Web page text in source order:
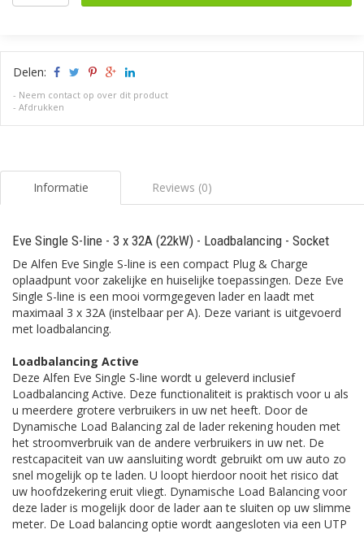
Delen:
- Neem contact op over dit product
- Afdrukken
Informatie Reviews (0)
Eve Single S-line - 3 x 32A (22kW) - Loadbalancing - Socket
De Alfen Eve Single S-line is een compact Plug & Charge
oplaadpunt voor zakelijke en huiselijke toepassingen. Deze Eve
Single S-line is een mooi vormgegeven lader en laadt met
maximaal 3 x 32A (instelbaar per A). Deze variant is uitgevoerd
met loadbalancing.
Loadbalancing Active
Deze Alfen Eve Single S-line wordt u geleverd inclusief
Loadbalancing Active. Deze functionaliteit is praktisch voor u als
u meerdere grotere verbruikers in uw net heeft. Door de
Dynamische Load Balancing zal de lader rekening houden met
het stroomverbruik van de andere verbruikers in uw net. De
restcapaciteit van uw aansluiting wordt gebruikt om uw auto zo
snel mogelijk op te laden. U loopt hierdoor nooit het risico dat
uw hoofdzekering eruit vliegt. Dynamische Load Balancing voor
deze lader is mogelijk door de lader aan te sluiten op uw slimme
meter. De Load balancing optie wordt aangesloten via een UTP